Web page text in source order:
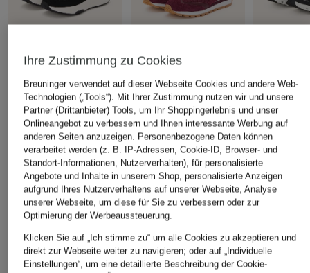
Marc O'Polo
Sneaker
CHF 65
Ursprünglich:CHF 129
LAUREN RALPH
LAUREN
Sneaker DANI
CHF 109
Ursprünglich:CHF 199
On
Sneaker
CHF 189
Ursprünglich:
ÄHNLICHE ARTIKEL ENTDECKEN
Ihre Zustimmung zu Cookies
Breuninger verwendet auf dieser Webseite Cookies und andere Web-
Technologien („Tools“). Mit Ihrer Zustimmung nutzen wir und unsere
Partner (Drittanbieter) Tools, um Ihr Shoppingerlebnis und unser
Onlineangebot zu verbessern und Ihnen interessante Werbung auf
anderen Seiten anzuzeigen. Personenbezogene Daten können
verarbeitet werden (z. B. IP-Adressen, Cookie-ID, Browser- und
Standort-Informationen, Nutzerverhalten), für personalisierte
Angebote und Inhalte in unserem Shop, personalisierte Anzeigen
aufgrund Ihres Nutzerverhaltens auf unserer Webseite, Analyse
unserer Webseite, um diese für Sie zu verbessern oder zur
Optimierung der Werbeaussteuerung.
Klicken Sie auf „Ich stimme zu“ um alle Cookies zu akzeptieren und
direkt zur Webseite weiter zu navigieren; oder auf „Individuelle
Einstellungen“, um eine detaillierte Beschreibung der Cookie-